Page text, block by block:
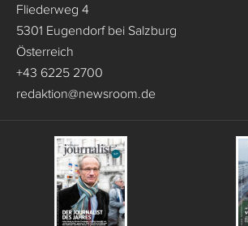
Fliederweg 4
5301 Eugendorf bei Salzburg
Österreich
+43 6225 2700
redaktion@newsroom.de